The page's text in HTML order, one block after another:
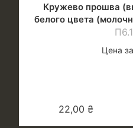
Кружево прошва
белого цвета
Цена
22,00 ₴